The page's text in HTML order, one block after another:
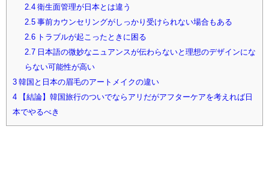
2.4衛生面管理が日本とは違う
2.5事前カウンセリングがしっかり受けられない場合もある
2.6トラブルが起こったときに困る
2.7日本語の微妙なニュアンスが伝わらないと理想のデザインにな
らない可能性が高い
3 韓国と日本の眉毛のアートメイクの違い
4 【結論】韓国旅行のついでならアリだがアフターケアを考えれば日
本でやるべき